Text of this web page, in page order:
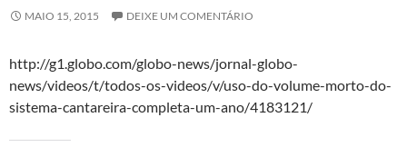
MAIO 15, 2015 DEIXE UM COMENTÁRIO
http://g1.globo.com/globo-news/jornal-globo-
news/videos/t/todos-os-videos/v/uso-do-volume-morto-do-
sistema-cantareira-completa-um-ano/4183121/